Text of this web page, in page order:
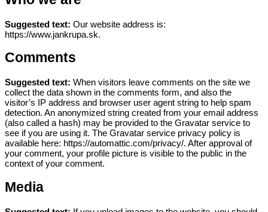
Suggested text: Our website address is:
https://www.jankrupa.sk.
Comments
Suggested text: When visitors leave comments on the site we
collect the data shown in the comments form, and also the
visitor’s IP address and browser user agent string to help spam
detection. An anonymized string created from your email address
(also called a hash) may be provided to the Gravatar service to
see if you are using it. The Gravatar service privacy policy is
available here: https://automattic.com/privacy/. After approval of
your comment, your profile picture is visible to the public in the
context of your comment.
Media